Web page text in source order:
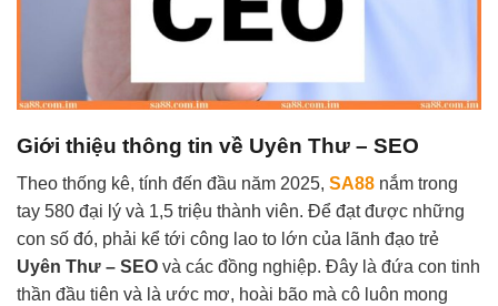
Giới thiệu thông tin về Uyên Thư – SEO
Theo thống kê, tính đến đầu năm 2025, SA88 nắm trong
tay 580 đại lý và 1,5 triệu thành viên. Để đạt được những
con số đó, phải kể tới công lao to lớn của lãnh đạo trẻ
Uyên Thư – SEO và các đồng nghiệp. Đây là đứa con tinh
thần đầu tiên và là ước mơ, hoài bão mà cô luôn mong